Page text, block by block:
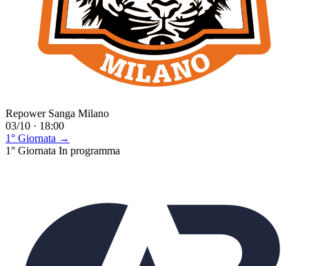
Repower Sanga Milano
03/10 · 18:00
1° Giornata →
1° Giornata In programma